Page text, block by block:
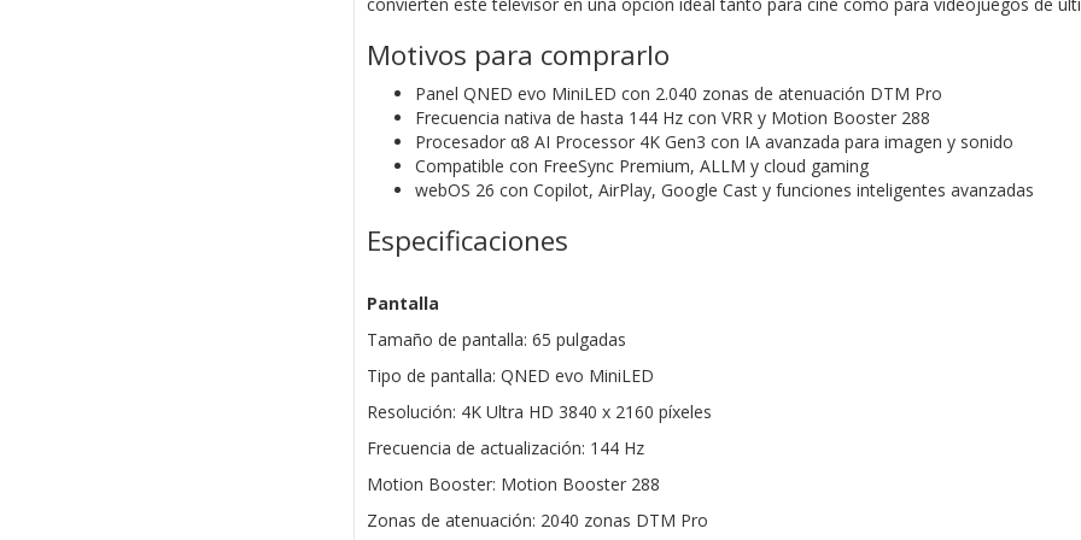
convierten este televisor en una opción ideal tanto para cine como para videojuegos de
Motivos para comprarlo
Panel QNED evo MiniLED con 2.040 zonas de atenuación DTM Pro
Frecuencia nativa de hasta 144 Hz con VRR y Motion Booster 288
Procesador α8 AI Processor 4K Gen3 con IA avanzada para imagen y sonido
Compatible con FreeSync Premium, ALLM y cloud gaming
webOS 26 con Copilot, AirPlay, Google Cast y funciones inteligentes avanzadas
Especificaciones
Pantalla
Tamaño de pantalla: 65 pulgadas
Tipo de pantalla: QNED evo MiniLED
Resolución: 4K Ultra HD 3840 x 2160 píxeles
Frecuencia de actualización: 144 Hz
Motion Booster: Motion Booster 288
Zonas de atenuación: 2040 zonas DTM Pro